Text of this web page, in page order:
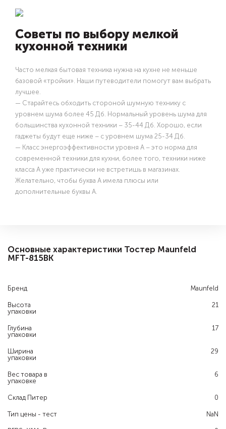
Советы по выбору мелкой
кухонной техники
Часто мелкая бытовая техника нужна на кухне не меньше
базовой «тройки». Наши путеводители помогут вам выбрать
лучшее.
— Старайтесь обходить стороной шумную технику с
уровнем шума более 45 Дб. Нормальный уровень шума для
большинства кухонной техники – 35-44 Дб. Хорошо, если
гаджеты будут еще ниже – с уровнем шума 25-34 Дб.
— Класс энергоэффективности уровня А – это норма для
современной техники для кухни, более того, техники ниже
класса А уже практически не встретишь в магазинах.
Желательно, чтобы буква А имела плюсы или
дополнительные буквы А.
Основные характеристики Тостер Maunfeld
MFT-815BK
Бренд Maunfeld
Высота
упаковки
21
Глубина
упаковки
17
Ширина
упаковки
29
Вес товара в
упаковке
6
Склад Питер 0
Тип цены - тест NaN